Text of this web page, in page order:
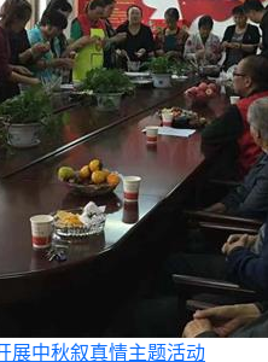
展中秋叙真情主题活动